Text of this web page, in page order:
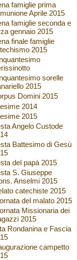
famiglie prima
Aprile 2015
famiglie seconda e
gennaio 2015
finale famiglie
2015
sorelle
2015
Domini 2015
2014
2015
Angelo Custode
Battesimo di Gesù
del papà 2015
S. Giuseppe
Anselmi 2015
catechiste 2015
del malato 2015
Missionaria dei
2015
Rondanina e Fascia
campetto